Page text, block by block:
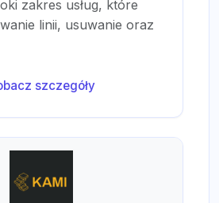
zakres usług, które
linii, usuwanie oraz
szczegóły